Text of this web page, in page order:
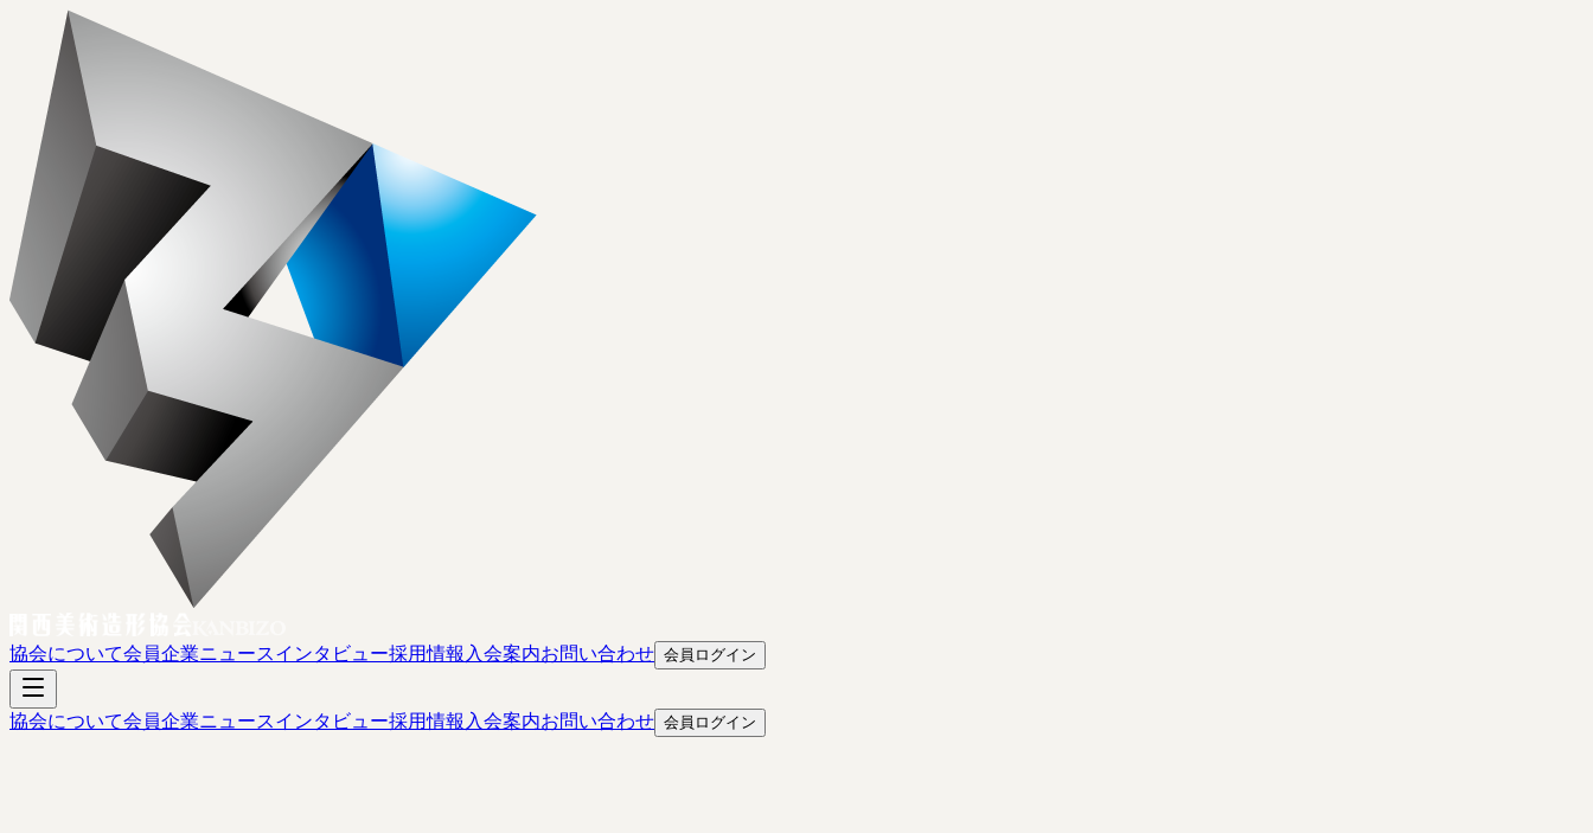
協会について会員企業ニュースインタビュー採用情報 入会案内お問い合わせ 会員ログイン
協会について会員企業ニュースインタビュー採用情報 入会案内お問い合わせ 会員ログイン